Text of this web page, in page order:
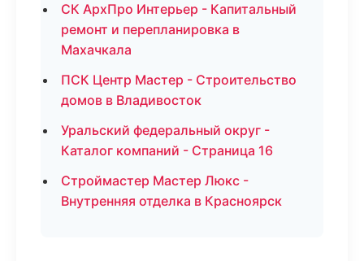
СК АрхПро Интерьер - Капитальный
ремонт и перепланировка в
Махачкала
ПСК Центр Мастер - Строительство
домов в Владивосток
Уральский федеральный округ -
Каталог компаний - Страница 16
Строймастер Мастер Люкс -
Внутренняя отделка в Красноярск